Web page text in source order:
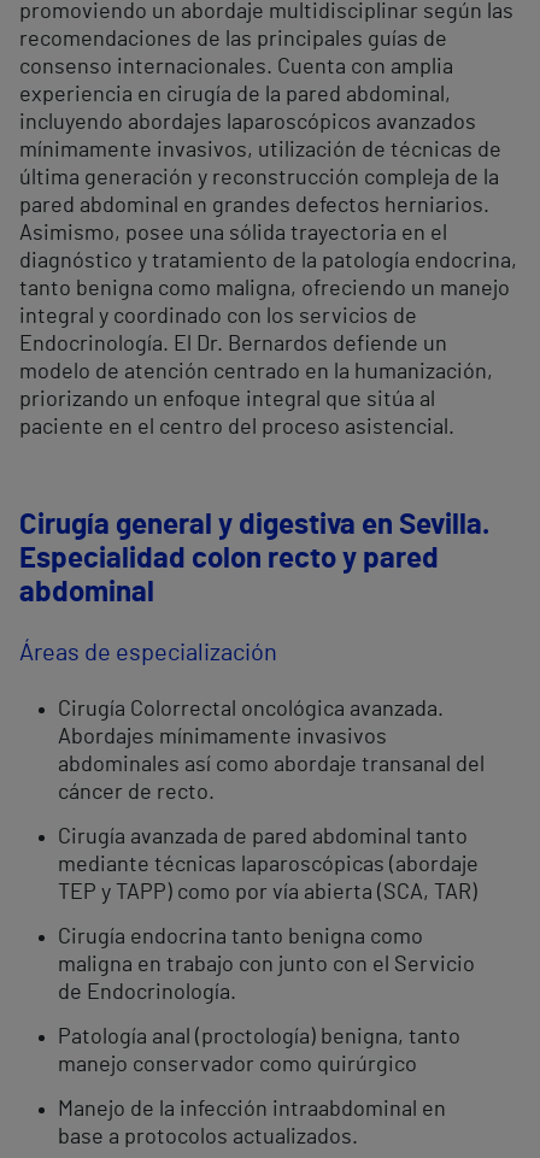
promoviendo un abordaje multidisciplinar según las
recomendaciones de las principales guías de
consenso internacionales. Cuenta con amplia
experiencia en cirugía de la pared abdominal,
incluyendo abordajes laparoscópicos avanzados
mínimamente invasivos, utilización de técnicas de
última generación y reconstrucción compleja de la
pared abdominal en grandes defectos herniarios.
Asimismo, posee una sólida trayectoria en el
diagnóstico y tratamiento de la patología endocrina,
tanto benigna como maligna, ofreciendo un manejo
integral y coordinado con los servicios de
Endocrinología. El Dr. Bernardos defiende un
modelo de atención centrado en la humanización,
priorizando un enfoque integral que sitúa al
paciente en el centro del proceso asistencial.
Cirugía general y digestiva en Sevilla.
Especialidad colon recto y pared
abdominal
Áreas de especialización
Cirugía Colorrectal oncológica avanzada.
Abordajes mínimamente invasivos
abdominales así como abordaje transanal del
cáncer de recto.
Cirugía avanzada de pared abdominal tanto
mediante técnicas laparoscópicas (abordaje
TEP y TAPP) como por vía abierta (SCA, TAR)
Cirugía endocrina tanto benigna como
maligna en trabajo con junto con el Servicio
de Endocrinología.
Patología anal (proctología) benigna, tanto
manejo conservador como quirúrgico
Manejo de la infección intraabdominal en
base a protocolos actualizados.